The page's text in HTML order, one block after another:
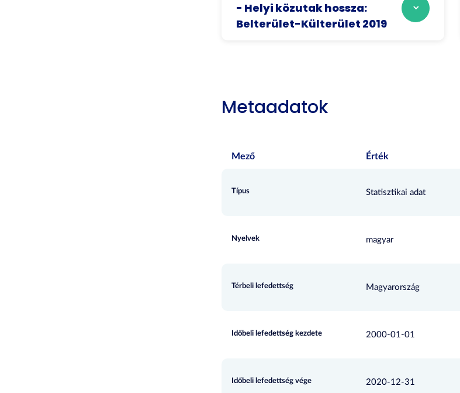
- Helyi közutak hossza:
Belterület-Külterület 2019
Metaadatok
Mező Érték
Típus Statisztikai adat
Nyelvek magyar
Térbeli lefedettség Magyarország
Időbeli lefedettség kezdete 2000-01-01
Időbeli lefedettség vége 2020-12-31